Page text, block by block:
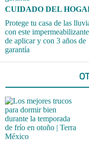
CUIDADO DEL
Protege tu casa de las
con este
de aplicar y con 3 años de
garantía